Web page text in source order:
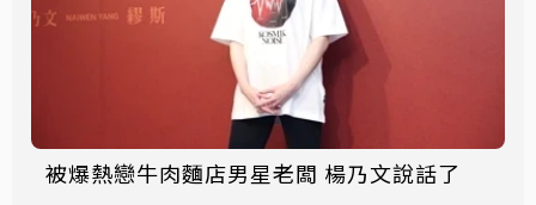
被爆熱戀牛肉麵店男星老闆 楊乃文說話了